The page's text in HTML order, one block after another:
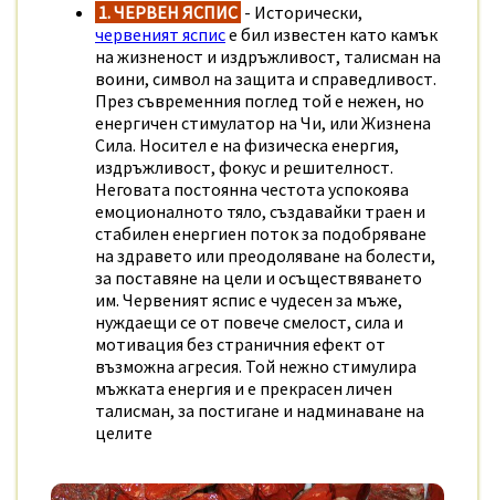
1. ЧЕРВЕН ЯСПИС - Исторически,
червеният ясписе бил известен като камък
на жизненост и издръжливост, талисман на
воини, символ на защита и справедливост.
През съвременния поглед той е нежен, но
енергичен стимулатор на Чи, или Жизнена
Сила. Носител е на физическа енергия,
издръжливост, фокус и решителност.
Неговата постоянна честота успокоява
емоционалното тяло, създавайки траен и
стабилен енергиен поток за подобряване
на здравето или преодоляване на болести,
за поставяне на цели и осъществяването
им. Червеният яспис е чудесен за мъже,
нуждаещи се от повече смелост, сила и
мотивация без страничния ефект от
възможна агресия. Той нежно стимулира
мъжката енергия и е прекрасен личен
талисман, за постигане и надминаване на
целите